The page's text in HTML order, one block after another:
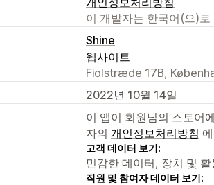
이 개발자는 한국어(으)
Shine
웹사이트
Fiolstræde 17B,
2022년 10월 14일
이 앱이 회원님의 스토어
자의 개인정보처리방침
고객 데이터 보기:
민감한 데이터, 장치 및 활
직원 및 참여자 데이터 보기: